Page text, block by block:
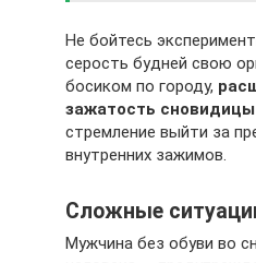
Не бойтесь
серость будней свою
босиком по городу,
зажатость
стремление выйти за
внутренних зажимов.
Сложные
Мужчина без обуви во